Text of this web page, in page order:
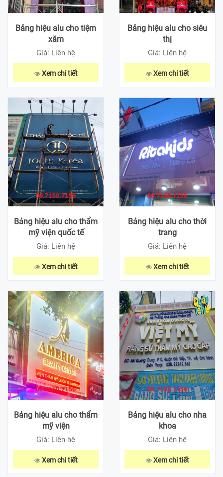
Bảng hiệu alu cho tiệm
xăm
Giá: Liên hệ
Xem chi tiết
Bảng hiệu alu cho siêu
thị
Giá: Liên hệ
Xem chi tiết
Bảng hiệu alu cho thẩm
mỹ viện quốc tế
Giá: Liên hệ
Xem chi tiết
Bảng hiệu alu cho thời
trang
Giá: Liên hệ
Xem chi tiết
Bảng hiệu alu cho thẩm
mỹ viện
Giá: Liên hệ
Xem chi tiết
Bảng hiệu alu cho nha
khoa
Giá: Liên hệ
Xem chi tiết